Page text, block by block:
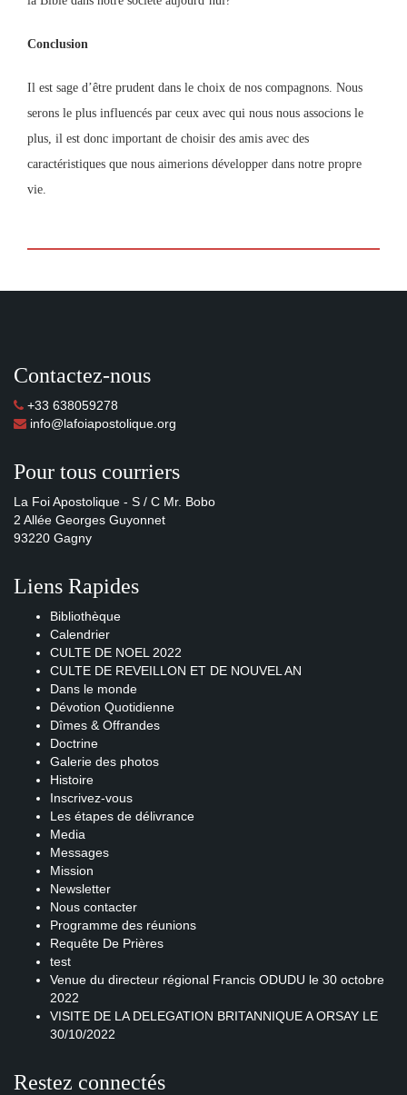
Conclusion
Il est sage d’être prudent dans le choix de nos compagnons. Nous
serons le plus influencés par ceux avec qui nous nous associons le
plus, il est donc important de choisir des amis avec des
caractéristiques que nous aimerions développer dans notre propre
vie.
Contactez-nous
+33 638059278
info@lafoiapostolique.org
Pour tous courriers
La Foi Apostolique - S / C Mr. Bobo
2 Allée Georges Guyonnet
93220 Gagny
Liens Rapides
Bibliothèque
Calendrier
CULTE DE NOEL 2022
CULTE DE REVEILLON ET DE NOUVEL AN
Dans le monde
Dévotion Quotidienne
Dîmes & Offrandes
Doctrine
Galerie des photos
Histoire
Inscrivez-vous
Les étapes de délivrance
Media
Messages
Mission
Newsletter
Nous contacter
Programme des réunions
Requête De Prières
test
Venue du directeur régional Francis ODUDU le 30 octobre
2022
VISITE DE LA DELEGATION BRITANNIQUE A ORSAY LE
30/10/2022
Restez connectés